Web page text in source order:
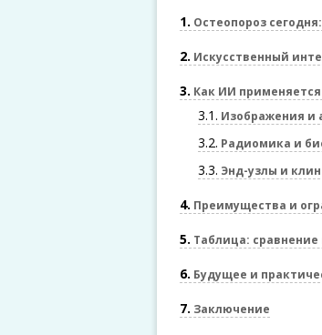
1 Остеопороз
2 Искусственный
3 Как ИИ
3.1 Изображения и
3.2 Радиомика и
3.3 Энд-узлы и
4 Преимущества и
5 Таблица:
6 Будущее и
7 Заключение